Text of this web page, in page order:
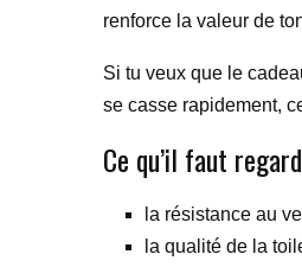
renforce la valeur de
Si tu veux que le
se casse rapidement,
Ce qu’il faut
la résistance au
la qualité de la